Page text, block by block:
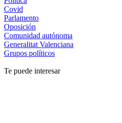
Covid
Parlamento
Oposición
Comunidad autónoma
Generalitat Valenciana
Grupos políticos
Te puede interesar